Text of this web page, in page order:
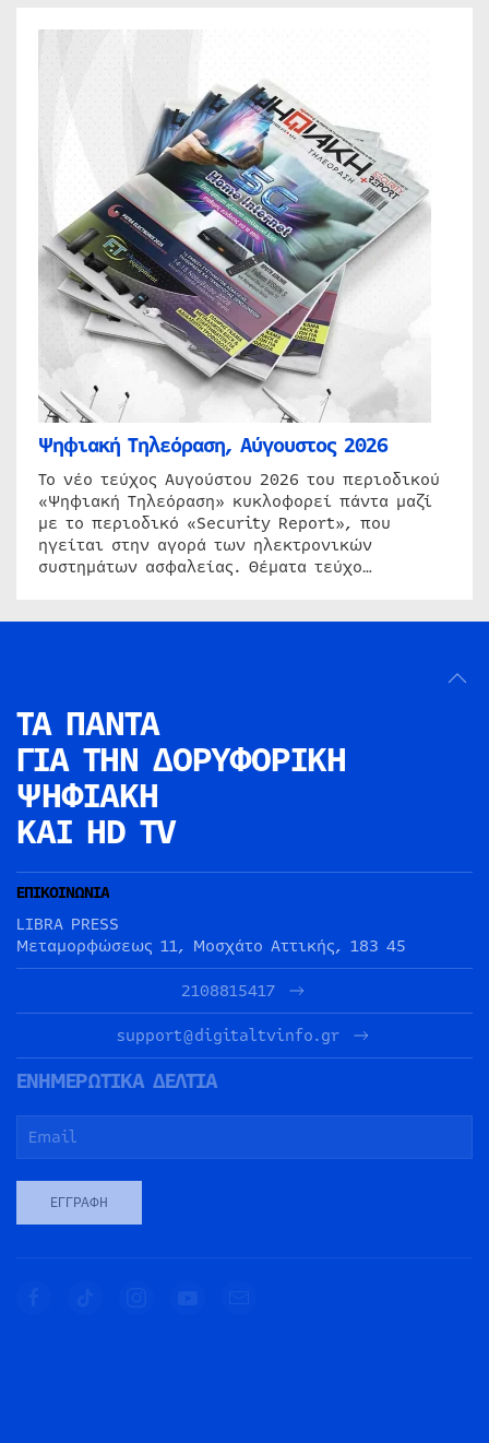
Ψηφιακή Τηλεόραση, Αύγουστος 2026
Το νέο τεύχος Αυγούστου 2026 του περιοδικού
«Ψηφιακή Τηλεόραση» κυκλοφορεί πάντα μαζί
με το περιοδικό «Security Report», που
ηγείται στην αγορά των ηλεκτρονικών
συστημάτων ασφαλείας. Θέματα τεύχο…
ΤΑ ΠΑΝΤΑ
ΓΙΑ ΤΗΝ ΔΟΡΥΦΟΡΙΚΗ
ΨΗΦΙΑΚΗ
ΚΑΙ HD TV
ΕΠΙΚΟΙΝΩΝΙΑ
LIBRA PRESS
Μεταμορφώσεως 11, Μοσχάτο Αττικής, 183 45
2108815417
support@digitaltvinfo.gr
ΕΝΗΜΕΡΩΤΙΚΑ ΔΕΛΤΙΑ
ΕΓΓΡΑΦΉ